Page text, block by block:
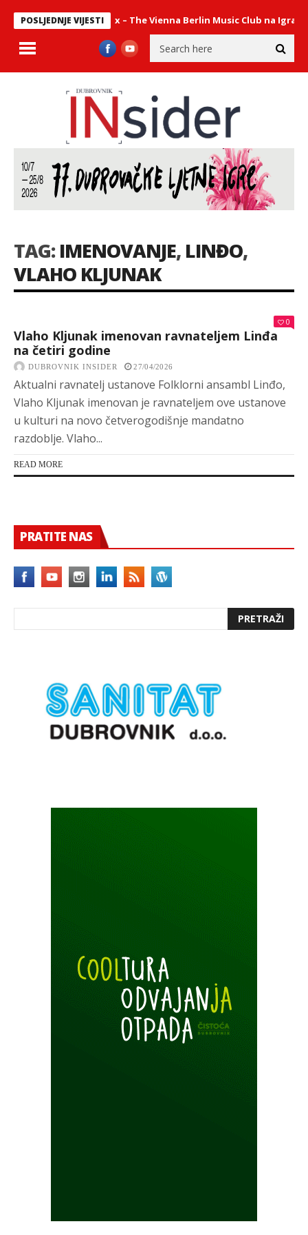
POSLJEDNJE VIJESTI
Philharmonix – The Vienna Berlin Music Club na Igrama
TAG:IMENOVANJE, LINĐO,
VLAHO KLJUNAK
0
Vlaho Kljunak imenovan ravnateljem Linđa
na četiri godine
DUBROVNIK INSIDER 27/04/2026
Aktualni ravnatelj ustanove Folklorni ansambl Linđo,
Vlaho Kljunak imenovan je ravnateljem ove ustanove
u kulturi na novo četverogodišnje mandatno
razdoblje. Vlaho...
READ MORE
PRATITE NAS